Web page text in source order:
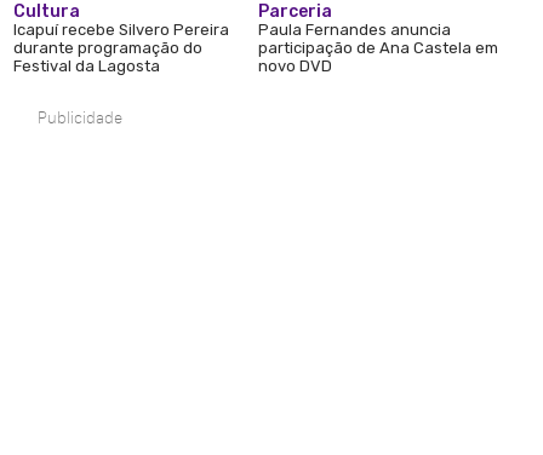
Cultura
Icapuí recebe Silvero Pereira
durante programação do
Festival da Lagosta
Parceria
Paula Fernandes anuncia
participação de Ana Castela em
novo DVD
Publicidade